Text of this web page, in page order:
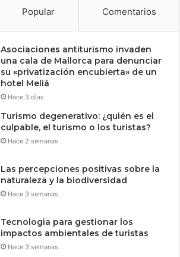
Popular Comentarios
Asociaciones antiturismo invaden
una cala de Mallorca para denunciar
su «privatización encubierta» de un
hotel Meliá
Hace 3 días
Turismo degenerativo: ¿quién es el
culpable, el turismo o los turistas?
Hace 2 semanas
Las percepciones positivas sobre la
naturaleza y la biodiversidad
Hace 3 semanas
Tecnologia para gestionar los
impactos ambientales de turistas
Hace 3 semanas